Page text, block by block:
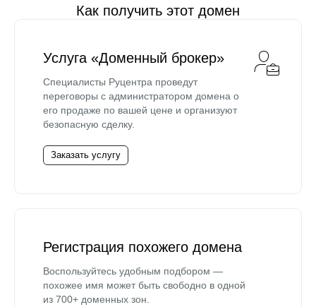
Как получить этот домен
Услуга «Доменный брокер»
Специалисты Руцентра проведут
переговоры с администратором домена о
его продаже по вашей цене и организуют
безопасную сделку.
Заказать услугу
Регистрация похожего домена
Воспользуйтесь удобным подбором —
похожее имя может быть свободно в одной
из 700+ доменных зон.